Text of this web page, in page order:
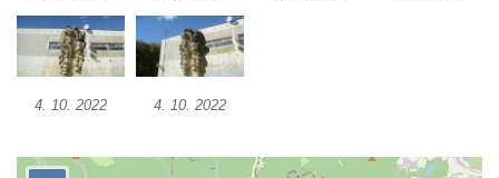
Socha Beruška v ZOO Hluboká
Socha Vážka v ZOO Hluboká
Lavička Kůň Převalského v ZOO Hluboká
4. 10. 2022 4. 10. 2022